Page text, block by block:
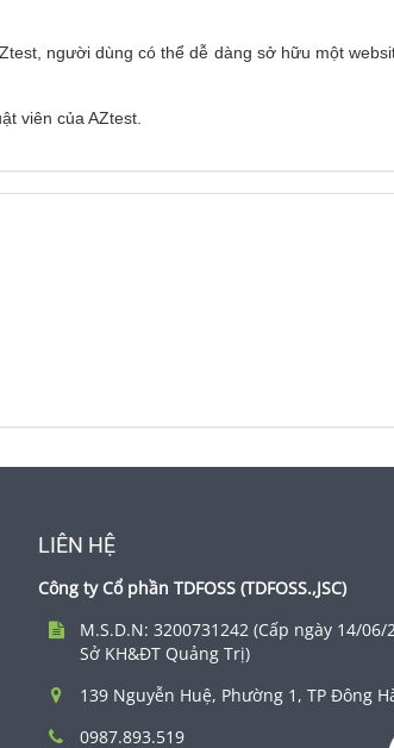
người dùng có thể dễ dàng sở hữu một
viên của AZtest.
LIÊN HỆ
Công ty Cổ phần TDFOSS (TDFOSS.,JSC)
M.S.D.N: 3200731242 (Cấp ngày 14/
Sở KH&ĐT Quảng Trị)
139 Nguyễn Huệ, Phường 1, TP Đông
0987.893.519